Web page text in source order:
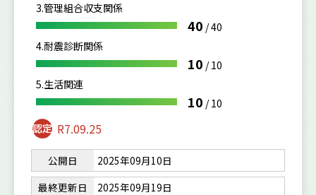
3.管理組合収支関係
40 /40
4.耐震診断関係
10 /10
5.生活関連
10 /10
R7.09.25
公開日
2025年09月10日
最終更新日
2025年09月19日